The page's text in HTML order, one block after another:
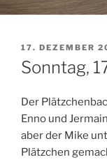
AM
17. DEZEMBER
Sonntag,
Der
Enno und
aber der Mike
Plätzchen